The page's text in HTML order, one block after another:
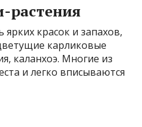
красок и запахов,
карликовые
каланхоэ. Многие из
и легко вписываются